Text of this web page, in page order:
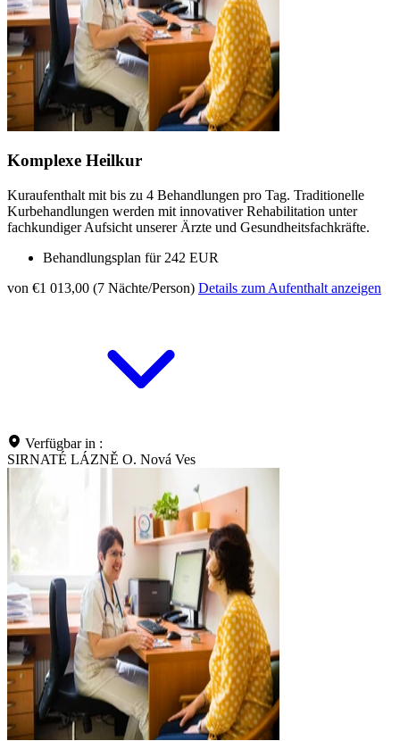
Komplexe Heilkur
Kuraufenthalt mit bis zu 4 Behandlungen pro Tag. Traditionelle
Kurbehandlungen werden mit innovativer Rehabilitation unter
fachkundiger Aufsicht unserer Ärzte und Gesundheitsfachkräfte.
Behandlungsplan für 242 EUR
von €1 013,00 (7 Nächte/Person) Details zum Aufenthalt anzeigen
Verfügbar in :
SIRNATÉ LÁZNĚ O. Nová Ves